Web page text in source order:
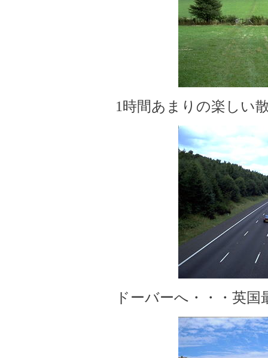
1時間あまりの楽しい
ドーバーへ・・・英